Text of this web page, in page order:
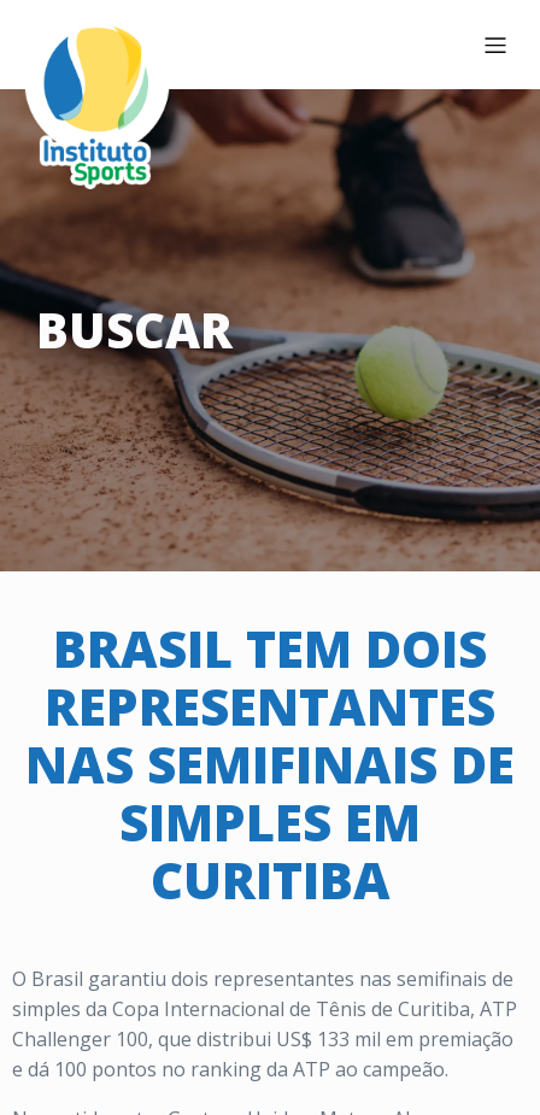
BUSCAR
BRASIL TEM DOIS
REPRESENTANTES
NAS SEMIFINAIS DE
SIMPLES EM
CURITIBA
O Brasil garantiu dois representantes nas semifinais de
simples da Copa Internacional de Tênis de Curitiba, ATP
Challenger 100, que distribui US$ 133 mil em premiação
e dá 100 pontos no ranking da ATP ao campeão.